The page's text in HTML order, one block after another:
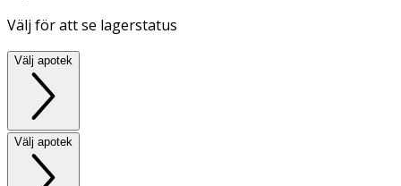
Välj för att se lagerstatus
Välj apotek
Välj apotek